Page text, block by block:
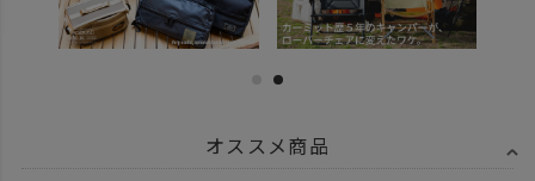
オススメ商品